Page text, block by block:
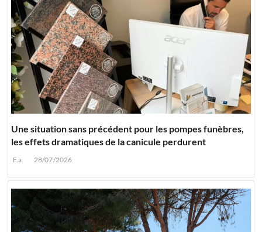
Une situation sans précédent pour les pompes funèbres,
les effets dramatiques de la canicule perdurent
F.a. 28/07/2026